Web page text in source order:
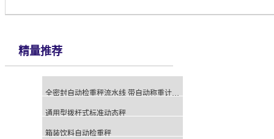
精量推荐
全密封自动检重秤流水线 带自动称重计数功能
通用型拨杆式标准动态秤
箱装饮料自动检重秤